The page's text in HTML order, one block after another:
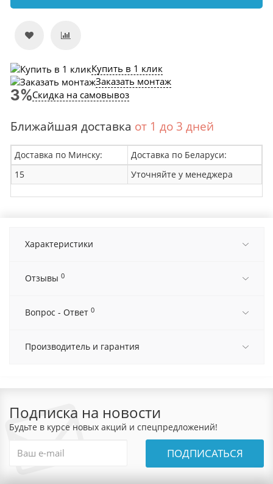
Купить в 1 клик
Заказать монтаж
Скидка на самовывоз
Ближайшая доставка от 1 до 3 дней
Доставка по Минску:
Доставка по Беларуси:
15
Уточняйте у менеджера
Характеристики
Отзывы 0
Вопрос - Ответ 0
Производитель и гарантия
Подписка на новости
Будьте в курсе новых акций и спецпредложений!
ПОДПИСАТЬСЯ